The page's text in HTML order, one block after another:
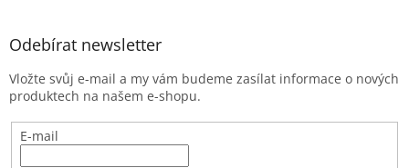
Odebírat newsletter
Vložte svůj e-mail a my vám budeme zasílat informace o nových
produktech na našem e-shopu.
E-mail